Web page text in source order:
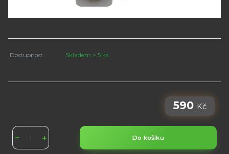
Dostupnost Skladem > 5 ks
590 Kč
Do košíku